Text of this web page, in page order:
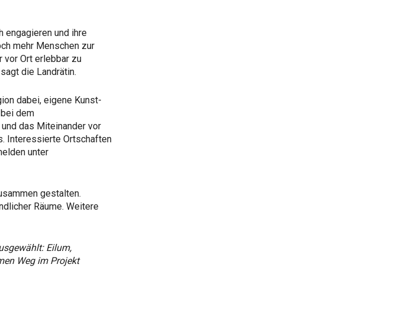
engagieren und ihre
mehr Menschen zur
vor Ort erlebbar zu
die Landrätin.
dabei, eigene Kunst-
dem
das Miteinander vor
Interessierte Ortschaften
unter
gestalten.
Räume. Weitere
Eilum,
Weg im Projekt